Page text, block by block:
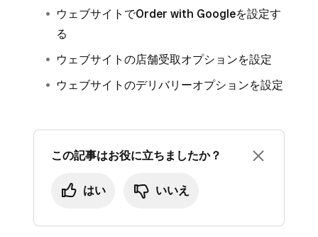
ウェブサイトでOrder with Googleを設定す
る
ウェブサイトの店舗受取オプションを設定
ウェブサイトのデリバリーオプションを設定
この記事はお役に立ちましたか？
はい いいえ